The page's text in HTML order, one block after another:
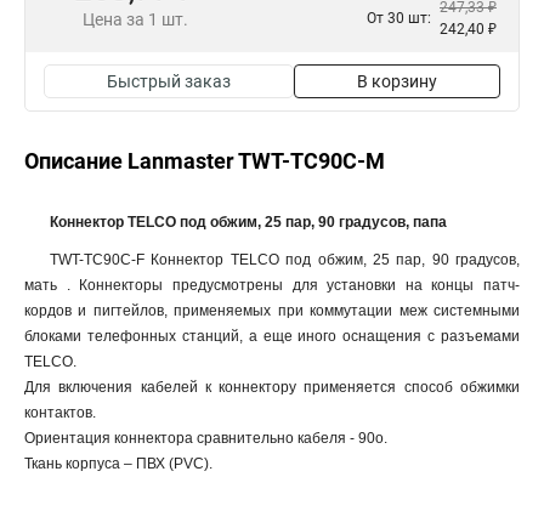
Цена за 1 шт. От 30 шт:
247,33 ₽
242,40 ₽
Быстрый заказ В корзину
Описание Lanmaster TWT-TC90C-M
Коннектор TELCO под обжим, 25 пар, 90 градусов, папа
TWT-TC90C-F Коннектор TELCO под обжим, 25 пар, 90 градусов,
мать . Коннекторы предусмотрены для установки на концы патч-
кордов и пигтейлов, применяемых при коммутации меж системными
блоками телефонных станций, а еще иного оснащения с разъемами
TELCO.
Для включения кабелей к коннектору применяется способ обжимки
контактов.
Ориентация коннектора сравнительно кабеля - 90o.
Ткань корпуса – ПВХ (PVC).